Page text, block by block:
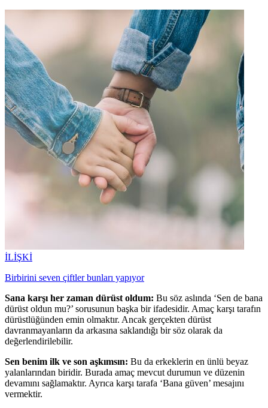
İLİŞKİ
Birbirini seven çiftler bunları yapıyor
Sana karşı her zaman dürüst oldum: Bu söz aslında ‘Sen de bana
dürüst oldun mu?’ sorusunun başka bir ifadesidir. Amaç karşı tarafın
dürüstlüğünden emin olmaktır. Ancak gerçekten dürüst
davranmayanların da arkasına saklandığı bir söz olarak da
değerlendirilebilir.
Sen benim ilk ve son aşkımsın: Bu da erkeklerin en ünlü beyaz
yalanlarından biridir. Burada amaç mevcut durumun ve düzenin
devamını sağlamaktır. Ayrıca karşı tarafa ‘Bana güven’ mesajını
vermektir.